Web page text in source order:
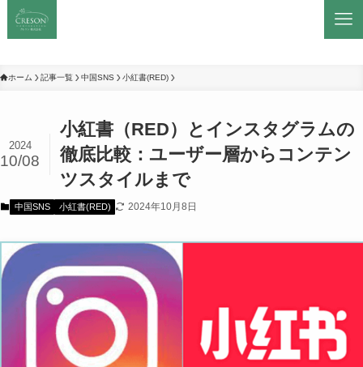
ホーム 記事一覧 中国SNS 小紅書(RED)
小紅書（RED）とインスタグラムの
徹底比較：ユーザー層からコンテン
ツスタイルまで
2024
10/08
中国SNS 小紅書(RED) 2024年10月8日